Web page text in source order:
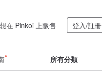
在 Pinkoi 上販售 登入/註冊
所有分類